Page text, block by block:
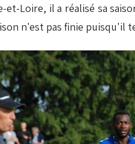
et-Loire, il a réalisé sa
n'est pas finie puisqu'il